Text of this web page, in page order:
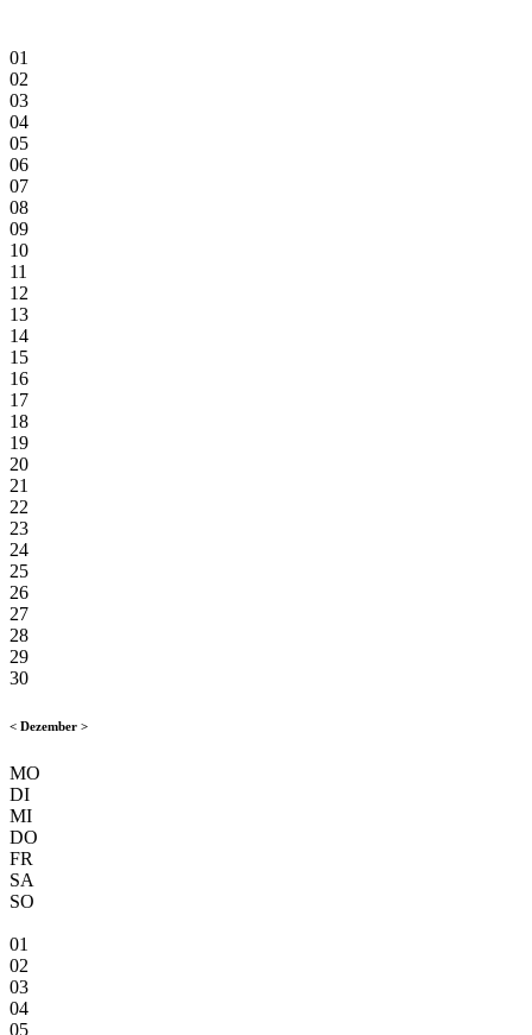
01
02
03
04
05
06
07
08
09
10
11
12
13
14
15
16
17
18
19
20
21
22
23
24
25
26
27
28
29
30
< Dezember >
MO
DI
MI
DO
FR
SA
SO
01
02
03
04
05